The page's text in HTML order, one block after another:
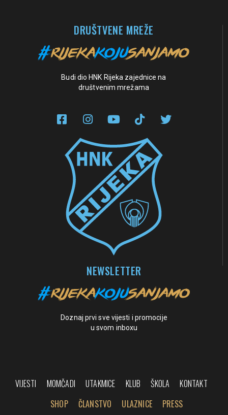
DRUŠTVENE MREŽE
Budi dio HNK Rijeka zajednice na
društvenim mrežama
NEWSLETTER
Doznaj prvi sve vijesti i promocije
u svom inboxu
VIJESTI MOMČADI UTAKMICE KLUB ŠKOLA
KONTAKT
SHOP
ČLANSTVO ULAZNICE PRESS